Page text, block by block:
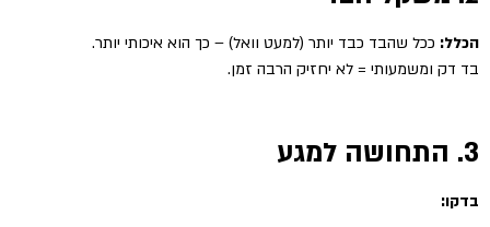
הכלל: ככל שהבד כבד יותר (למעט וואל) – כך הוא איכותי יותר.
בד דק ומשמעותי = לא יחזיק הרבה זמן.
3. התחושה למגע
בדקו: